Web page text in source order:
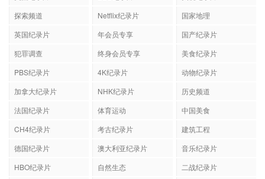
探索频道
Netflix纪录片
国家地理
英国纪录片
年会员专享
国产纪录片
犯罪调查
终身会员专享
美食纪录片
PBS纪录片
4K纪录片
动物纪录片
加拿大纪录片
NHK纪录片
历史频道
法国纪录片
体育运动
中国美食
CH4纪录片
考古纪录片
建筑工程
德国纪录片
澳大利亚纪录片
音乐纪录片
HBO纪录片
自然生态
二战纪录片